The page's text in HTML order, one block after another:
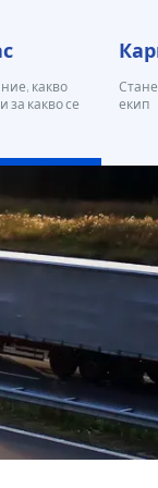
за
за
намирането
какво
за какво се
екип